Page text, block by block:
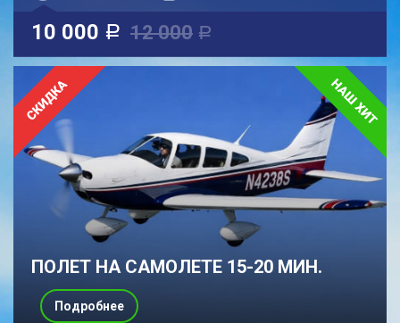
10 000 a 12 000 a
ПОЛЕТ НА САМОЛЕТЕ 15-20 МИН.
Подробнее